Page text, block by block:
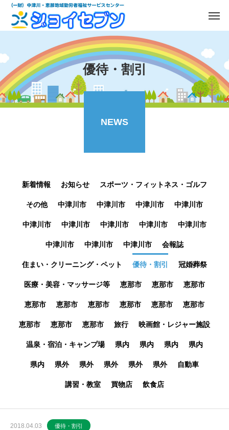
優待・割引
NEWS
新着情報 お知らせ スポーツ・フィットネス・ゴルフ
その他 中津川市 中津川市 中津川市 中津川市
中津川市 中津川市 中津川市 中津川市 中津川市
中津川市 中津川市 中津川市 会報誌
住まい・クリーニング・ペット 優待・割引 冠婚葬祭
医療・美容・マッサージ等 恵那市 恵那市 恵那市
恵那市 恵那市 恵那市 恵那市 恵那市 恵那市
恵那市 恵那市 恵那市 旅行 映画館・レジャー施設
温泉・宿泊・キャンプ場 県内 県内 県内 県内
県内 県外 県外 県外 県外 県外 自動車
講習・教室 買物店 飲食店
2018.04.03 優待・割引